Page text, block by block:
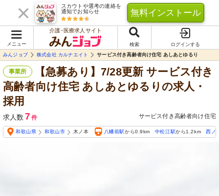
スカウトや選考の連絡を
通知でお知らせ
無料インストール
メニュー
介護･医療求人サイト
検索
ログインする
みんジョブ
株式会社 カルナエイト サービス付き高齢者向け住宅 あしあとゆるり
事業所
【急募あり】7/28更新 サービス付き
高齢者向け住宅 あしあとゆるりの求人・
採用
求人数 7 件 サービス付き高齢者向け住宅
和歌山県 和歌山市 木ノ本 八幡前駅から0.9km 中松江駅から1.2km 西ノ